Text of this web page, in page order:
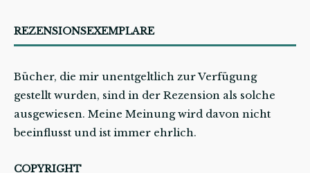
REZENSIONSEXEMPLARE
Bücher, die mir unentgeltlich zur Verfügung
gestellt wurden, sind in der Rezension als solche
ausgewiesen. Meine Meinung wird davon nicht
beeinflusst und ist immer ehrlich.
COPYRIGHT